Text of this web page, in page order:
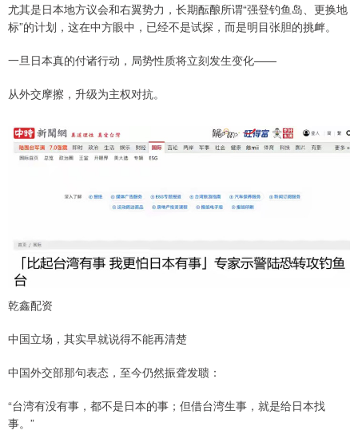
尤其是日本地方议会和右翼势力，长期酝酿所谓“强登钓鱼岛、更换地
标”的计划，这在中方眼中，已经不是试探，而是明目张胆的挑衅。
一旦日本真的付诸行动，局势性质将立刻发生变化——
从外交摩擦，升级为主权对抗。
乾鑫配资
中国立场，其实早就说得不能再清楚
中国外交部那句表态，至今仍然振聋发聩：
“台湾有没有事，都不是日本的事；但借台湾生事，就是给日本找
事。”